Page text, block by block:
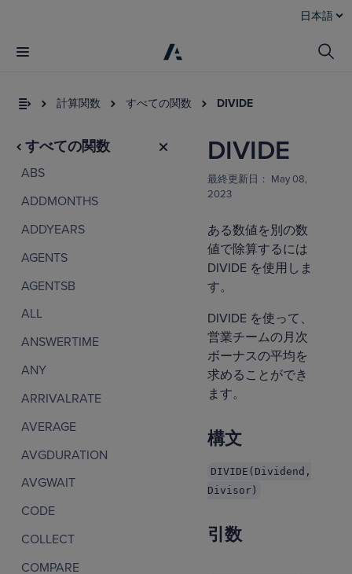
日本語
計算関数 すべての関数 DIVIDE
すべての関数
ABS
ADDMONTHS
ADDYEARS
AGENTS
AGENTSB
ALL
ANSWERTIME
ANY
ARRIVALRATE
AVERAGE
AVGDURATION
AVGWAIT
CODE
COLLECT
COMPARE
DIVIDE
最終更新日：
May 08,
2023
ある数値を別の数
値で除算するには
DIVIDE を使用しま
す。
DIVIDE を使って、
営業チームの月次
ボーナスの平均を
求めることができ
ます。
構文
DIVIDE(Dividend,
Divisor)
引数